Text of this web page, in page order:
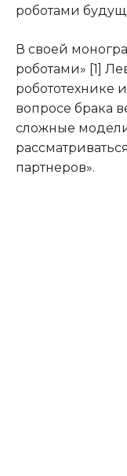
роботами
В своей
роботами» [1]
робототехнике
вопросе брака
сложные
партнеров».